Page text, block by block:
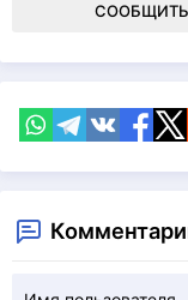
СООБЩИТЬ